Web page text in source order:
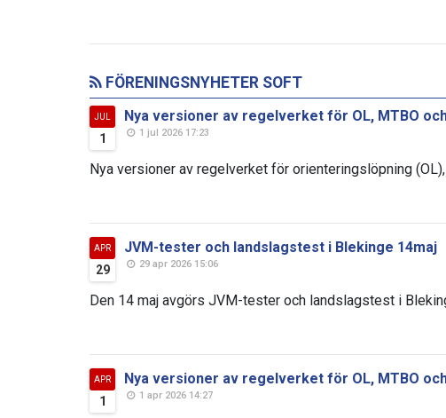
FÖRENINGSNYHETER SOFT
JUL
1
Nya versioner av regelverket för OL, MTBO
1 jul 2026 17:23
Nya versioner av regelverket för orienteringslöpning
APR
29
JVM-tester och landslagstest i Blekinge 14maj
29 apr 2026 15:06
Den 14 maj avgörs JVM-tester och landslagstest i
APR
1
Nya versioner av regelverket för OL, MTBO
1 apr 2026 14:27